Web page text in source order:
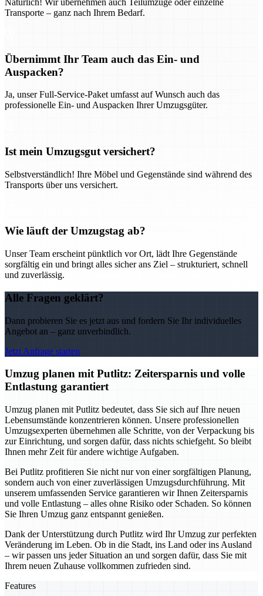
Transporte – ganz nach Ihrem Bedarf.
Übernimmt Ihr Team auch das Ein- und
Auspacken?
Ja, unser Full-Service-Paket umfasst auf Wunsch auch das
professionelle Ein- und Auspacken Ihrer Umzugsgüter.
Ist mein Umzugsgut versichert?
Selbstverständlich! Ihre Möbel und Gegenstände sind während des
Transports über uns versichert.
Wie läuft der Umzugstag ab?
Unser Team erscheint pünktlich vor Ort, lädt Ihre Gegenstände
sorgfältig ein und bringt alles sicher ans Ziel – strukturiert, schnell
und zuverlässig.
Alle Fragen geklärt?
Dann probieren Sie es jetzt aus und fordern Sie Ihr individuelles
Angebot an – ganz unverbindlich.
Jetzt Anfrage starten
Umzug planen mit Putlitz: Zeitersparnis und volle
Entlastung garantiert
Umzug planen mit Putlitz bedeutet, dass Sie sich auf Ihre neuen
Lebensumstände konzentrieren können. Unsere professionellen
Umzugsexperten übernehmen alle Schritte, von der Verpackung bis
zur Einrichtung, und sorgen dafür, dass nichts schiefgeht. So bleibt
Ihnen mehr Zeit für andere wichtige Aufgaben.
Bei Putlitz profitieren Sie nicht nur von einer sorgfältigen Planung,
sondern auch von einer zuverlässigen Umzugsdurchführung. Mit
unserem umfassenden Service garantieren wir Ihnen Zeitersparnis
und volle Entlastung – alles ohne Risiko oder Schaden. So können
Sie Ihren Umzug ganz entspannt genießen.
Dank der Unterstützung durch Putlitz wird Ihr Umzug zur perfekten
Veränderung im Leben. Ob in die Stadt, ins Land oder ins Ausland
– wir passen uns jeder Situation an und sorgen dafür, dass Sie mit
Ihrem neuen Zuhause vollkommen zufrieden sind.
Features